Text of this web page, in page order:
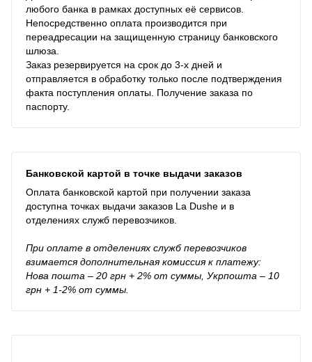
любого банка в рамках доступных её сервисов.
Непосредственно оплата производится при
переадресации на защищенную страницу банковского
шлюза.
Заказ резервируется на срок до 3-х дней и
отправляется в обработку только после подтверждения
факта поступления оплаты. Получение заказа по
паспорту.
Банковской картой в точке выдачи заказов
Оплата банковской картой при получении заказа
доступна точках выдачи заказов La Dushe и в
отделениях служб перевозчиков.
При оплате в отделениях служб перевозчиков
взимается дополнительная комиссия к платежу:
Нова пошта – 20 грн + 2% от суммы, Укрпошта – 10
грн + 1-2% от суммы.